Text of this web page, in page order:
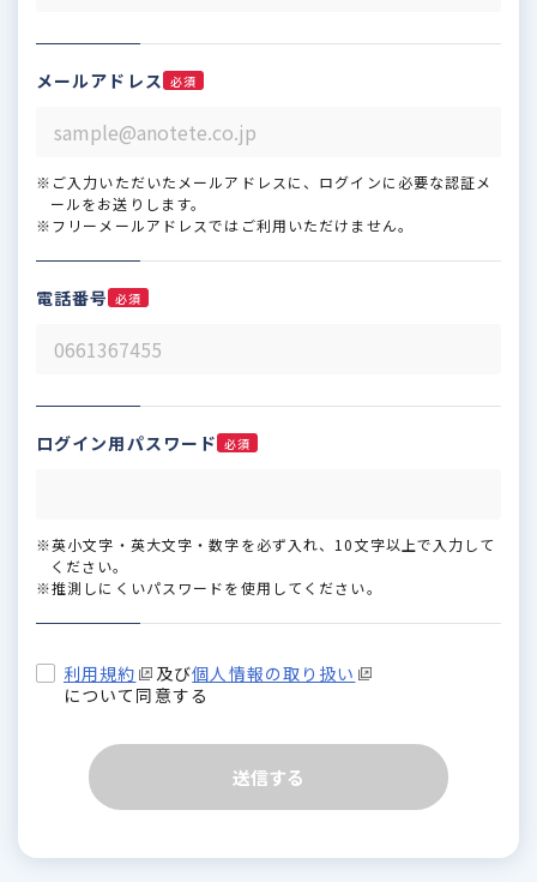
メールアドレス 必須
※ご入力いただいたメールアドレスに、ログインに必要な認証メ
ールをお送りします。
※フリーメールアドレスではご利用いただけません。
電話番号 必須
ログイン用パスワード 必須
※英小文字・英大文字・数字を必ず入れ、10文字以上で入力して
ください。
※推測しにくいパスワードを使用してください。
利用規約 及び個人情報の取り扱い
について同意する
送信する